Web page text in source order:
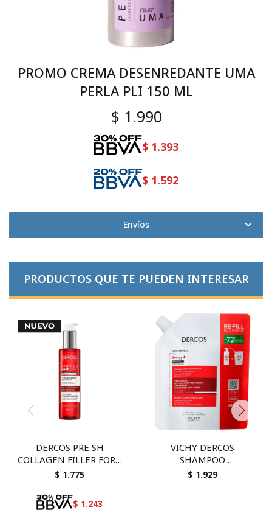
PROMO CREMA DESENREDANTE UMA
PERLA PLI 150 ML
$ 1.990
$ 1.393
$ 1.592
Envíos
PRODUCTOS QUE TE PUEDEN INTERESAR
DERCOS PRE SH
COLLAGEN FILLER FORT
150
$ 1.775
$ 1.243
VICHY DERCOS
SHAMPOO
ENERGIZANTE
$ 1.929